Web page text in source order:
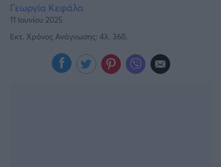
Γεωργία Κεφάλα
11 Ιουνίου 2025
Εκτ. Χρόνος Ανάγνωσης: 4λ. 36δ.